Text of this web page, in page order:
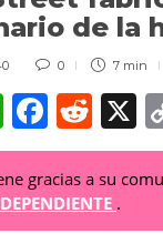
de la
0 7 min
W
h
at
s
F
a
c
e
R
e
d
di
X
gracias a su
.